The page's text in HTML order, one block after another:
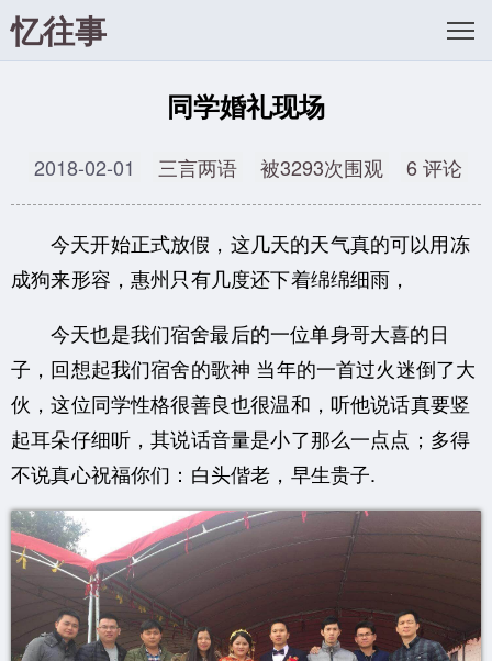
忆往事
同学婚礼现场
2018-02-01 三言两语 被3293次围观 6 评论
今天开始正式放假，这几天的天气真的可以用冻
成狗来形容，惠州只有几度还下着绵绵细雨，
今天也是我们宿舍最后的一位单身哥大喜的日
子，回想起我们宿舍的歌神 当年的一首过火迷倒了大
伙，这位同学性格很善良也很温和，听他说话真要竖
起耳朵仔细听，其说话音量是小了那么一点点； 多得
不说真心祝福你们：白头偕老，早生贵子.